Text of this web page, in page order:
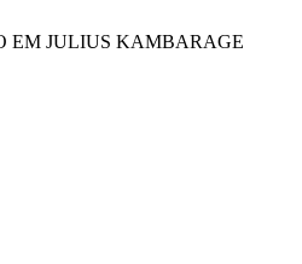
EM JULIUS KAMBARAGE